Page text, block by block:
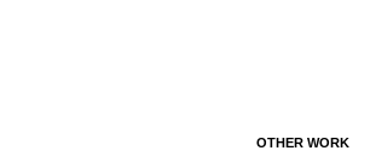
OTHER WORK